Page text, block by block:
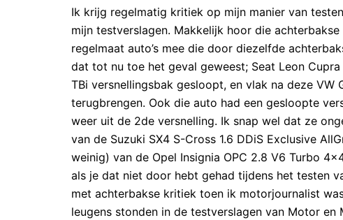
Ik krijg regelmatig kritiek op mijn manier van
mijn testverslagen. Makkelijk hoor die
regelmaat auto’s mee die door diezelfde
dat tot nu toe het geval geweest; Seat Leon
TBi versnellingsbak gesloopt, en vlak na deze
terugbrengen. Ook die auto had een gesloopte
weer uit de 2de versnelling. Ik snap wel dat ze
van de Suzuki SX4 S-Cross 1.6 DDiS Exclusive
weinig) van de Opel Insignia OPC 2.8 V6 Turbo
als je dat niet door hebt gehad tijdens het testen
met achterbakse kritiek toen ik motorjournalist
leugens stonden in de testverslagen van Motor